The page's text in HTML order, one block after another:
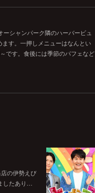
シャンパーク隣のハーバービュ
す。一押しメニューはなんとい
です。食後には季節のパフェなど
の伊勢えび
したあり…